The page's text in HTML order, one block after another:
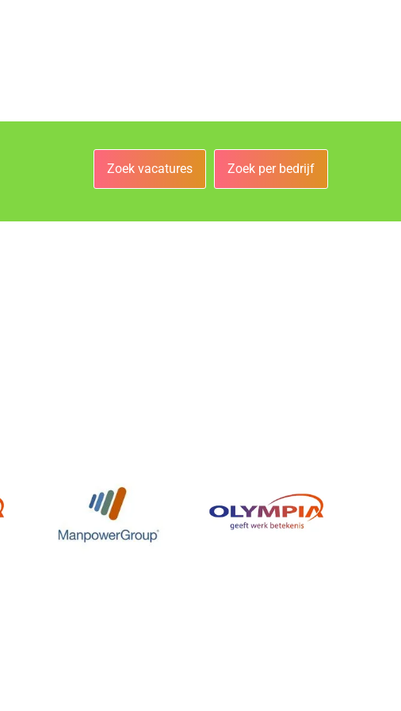
Zoek vacatures Zoek per bedrijf